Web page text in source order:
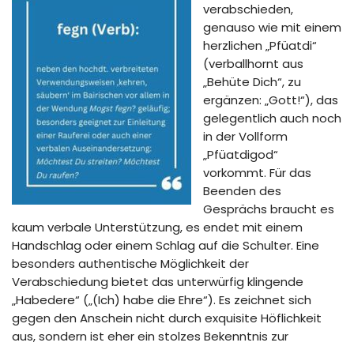
verabschieden,
genauso wie mit einem
herzlichen „Pfüatdi“
(verballhornt aus
„Behüte Dich“, zu
ergänzen: „Gott!“), das
gelegentlich auch noch
in der Vollform
„Pfüatdigod“
vorkommt. Für das
Beenden des
Gesprächs braucht es
kaum verbale Unterstützung, es endet mit einem
Handschlag oder einem Schlag auf die Schulter. Eine
besonders authentische Möglichkeit der
Verabschiedung bietet das unterwürfig klingende
„Habedere“ („(Ich) habe die Ehre“). Es zeichnet sich
gegen den Anschein nicht durch exquisite Höflichkeit
aus, sondern ist eher ein stolzes Bekenntnis zur